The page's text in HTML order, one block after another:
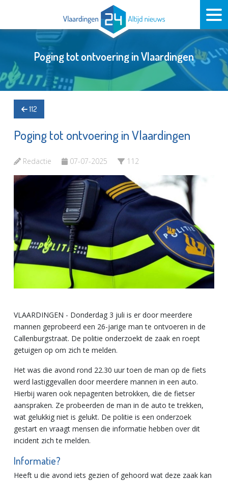
Poging tot ontvoering in Vlaardingen
112
Poging tot ontvoering in Vlaardingen
Redactie 07-07-2025 112
VLAARDINGEN - Donderdag 3 juli is er door meerdere
mannen geprobeerd een 26-jarige man te ontvoeren in de
Callenburgstraat. De politie onderzoekt de zaak en roept
getuigen op om zich te melden.
Het was die avond rond 22.30 uur toen de man op de fiets
werd lastiggevallen door meerdere mannen in een auto.
Hierbij waren ook nepagenten betrokken, die de fietser
aanspraken. Ze probeerden de man in de auto te trekken,
wat gelukkig niet is gelukt. De politie is een onderzoek
gestart en vraagt mensen die informatie hebben over dit
incident zich te melden.
Informatie?
Heeft u die avond iets gezien of gehoord wat deze zaak kan